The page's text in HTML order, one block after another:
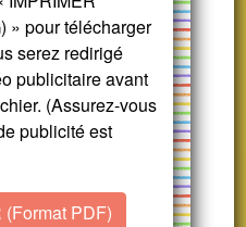
» pour télécharger
serez redirigé
publicitaire avant
(Assurez-vous
publicité est
PDF)